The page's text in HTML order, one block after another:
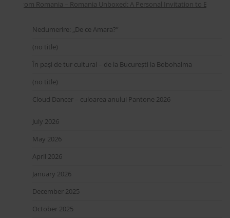
from Romania – Romania Unboxed: A Personal Invitation to Explore
Nedumerire: „De ce Amara?”
(no title)
În pași de tur cultural – de la București la Bobohalma
(no title)
Cloud Dancer – culoarea anului Pantone 2026
July 2026
May 2026
April 2026
January 2026
December 2025
October 2025